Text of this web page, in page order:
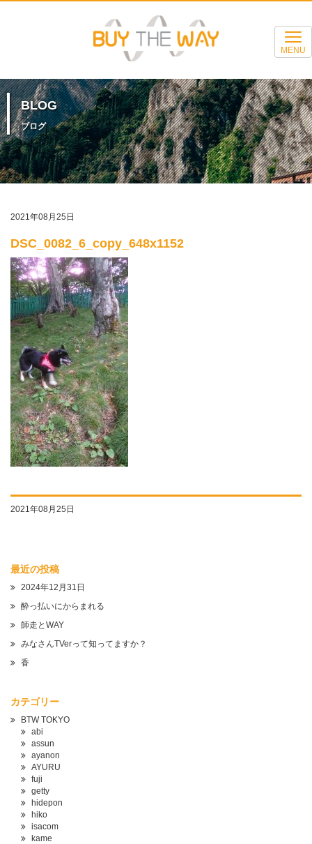
MENU
BLOG
ブログ
2021年08月25日
DSC_0082_6_copy_648x1152
2021年08月25日
最近の投稿
2024年12月31日
酔っ払いにからまれる
師走とWAY
みなさんTVerって知ってますか？
香
カテゴリー
BTW TOKYO
abi
assun
ayanon
AYURU
fuji
getty
hidepon
hiko
isacom
kame